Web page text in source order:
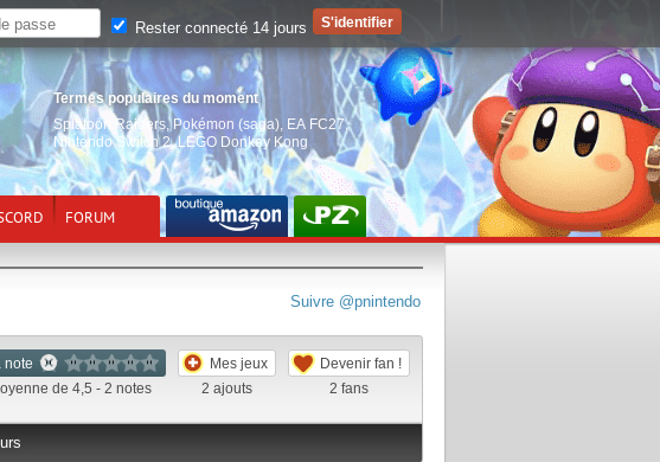
Termes populaires du moment
Splatoon Raiders, Pokémon (saga) EA FC27,
Nintendo Switch 2,LEGO Donkey Kong
FORUM
Suivre @pnintendo
note
de 4,5 - 2 notes
Mes jeux
2 ajouts
Devenir fan !
2 fans
Rester connecté 14 jours